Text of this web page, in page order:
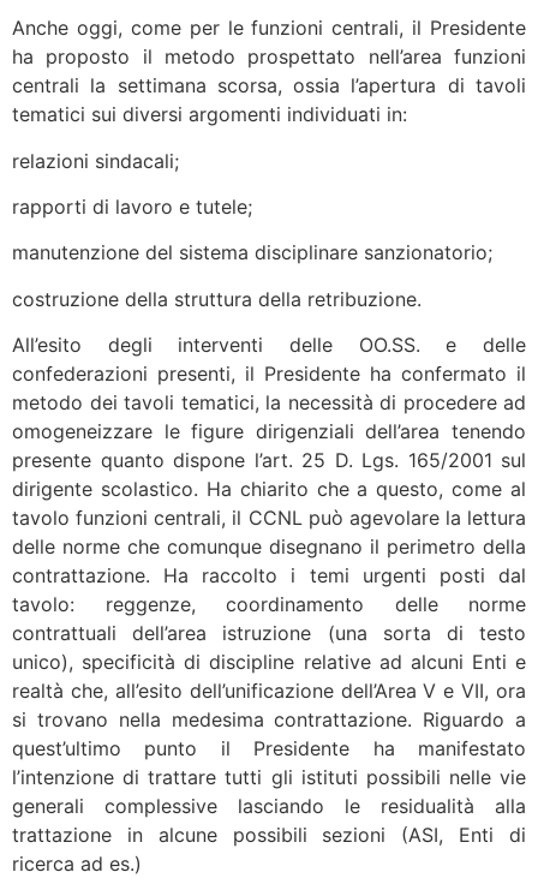
Anche oggi, come per le funzioni centrali, il Presidente
ha proposto il metodo prospettato nell’area funzioni
centrali la settimana scorsa, ossia l’apertura di tavoli
tematici sui diversi argomenti individuati in:
relazioni sindacali;
rapporti di lavoro e tutele;
manutenzione del sistema disciplinare sanzionatorio;
costruzione della struttura della retribuzione.
All’esito degli interventi delle OO.SS. e delle
confederazioni presenti, il Presidente ha confermato il
metodo dei tavoli tematici, la necessità di procedere ad
omogeneizzare le figure dirigenziali dell’area tenendo
presente quanto dispone l’art. 25 D. Lgs. 165/2001 sul
dirigente scolastico. Ha chiarito che a questo, come al
tavolo funzioni centrali, il CCNL può agevolare la lettura
delle norme che comunque disegnano il perimetro della
contrattazione. Ha raccolto i temi urgenti posti dal
tavolo: reggenze, coordinamento delle norme
contrattuali dell’area istruzione (una sorta di testo
unico), specificità di discipline relative ad alcuni Enti e
realtà che, all’esito dell’unificazione dell’Area V e VII, ora
si trovano nella medesima contrattazione. Riguardo a
quest’ultimo punto il Presidente ha manifestato
l’intenzione di trattare tutti gli istituti possibili nelle vie
generali complessive lasciando le residualità alla
trattazione in alcune possibili sezioni (ASI, Enti di
ricerca ad es.)